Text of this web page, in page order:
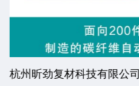
杭州昕劲复材科技有限公司